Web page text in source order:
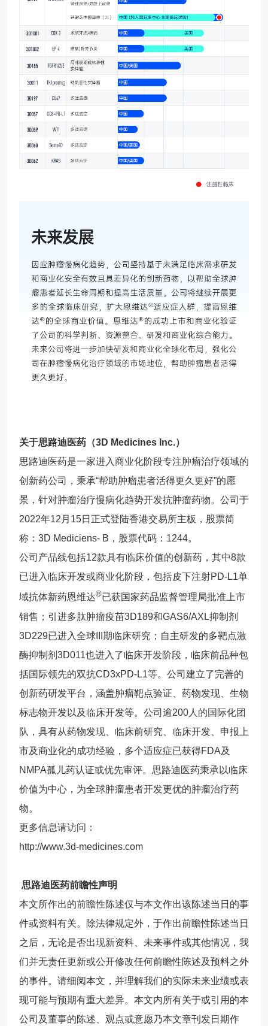
关于思路迪医药（3D Medicines Inc.）
思路迪医药是一家进入商业化阶段专注肿瘤治疗领域的
创新药公司，秉承“帮助肿瘤患者活得更久更好”的愿
景，针对肿瘤治疗慢病化趋势开发抗肿瘤药物。公司于
2022年12月15日正式登陆香港交易所主板，股票简
称：3D Mediciens- B，股票代码：1244。
公司产品线包括12款具有临床价值的创新药，其中8款
已进入临床开发或商业化阶段，包括皮下注射PD-L1单
域抗体新药恩维达®已获国家药品监督管理局批准上市
销售；引进多肽肿瘤疫苗3D189和GAS6/AXL抑制剂
3D229已进入全球III期临床研究；自主研发的多靶点激
酶抑制剂3D011也进入了临床开发阶段，临床前品种包
括国际领先的双抗CD3xPD-L1等。公司建立了完善的
创新药研发平台，涵盖肿瘤靶点验证、药物发现、生物
标志物开发以及临床开发等。公司逾200人的国际化团
队，具有从药物发现、临床前研究、临床开发、申报上
市及商业化的成功经验，多个适应症已获得FDA及
NMPA孤儿药认证或优先审评。思路迪医药秉承以临床
价值为中心，为全球肿瘤患者开发更优的肿瘤治疗药
物。
更多信息请访问：
http://www.3d-medicines.com
思路迪医药前瞻性声明
本文所作出的前瞻性陈述仅与本文作出该陈述当日的事
件或资料有关。除法律规定外，于作出前瞻性陈述当日
之后，无论是否出现新资料、未来事件或其他情况，我
们并无责任更新或公开修改任何前瞻性陈述及预料之外
的事件。请细阅本文，并理解我们的实际未来业绩或表
现可能与预期有重大差异。本文内所有关于或引用的本
公司及董事的陈述、观点或意愿乃本文章刊发日期作